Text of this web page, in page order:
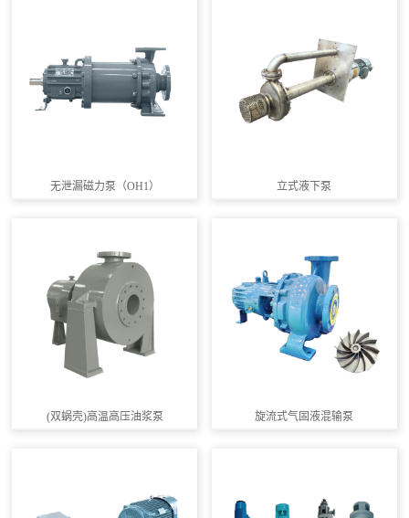
无泄漏磁力泵（OH1） 立式液下泵
(双蜗壳)高温高压油浆泵 旋流式气固液混输泵